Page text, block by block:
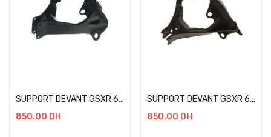
SUPPORT DEVANT GSXR 600 / 750 06-07
850.00 DH
SUPPORT DEVANT GSXR 600 08-10
850.00 DH